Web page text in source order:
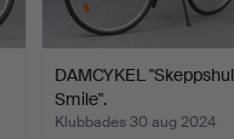
DAMCYKEL
Smile".
Klubbades 30 aug 2024